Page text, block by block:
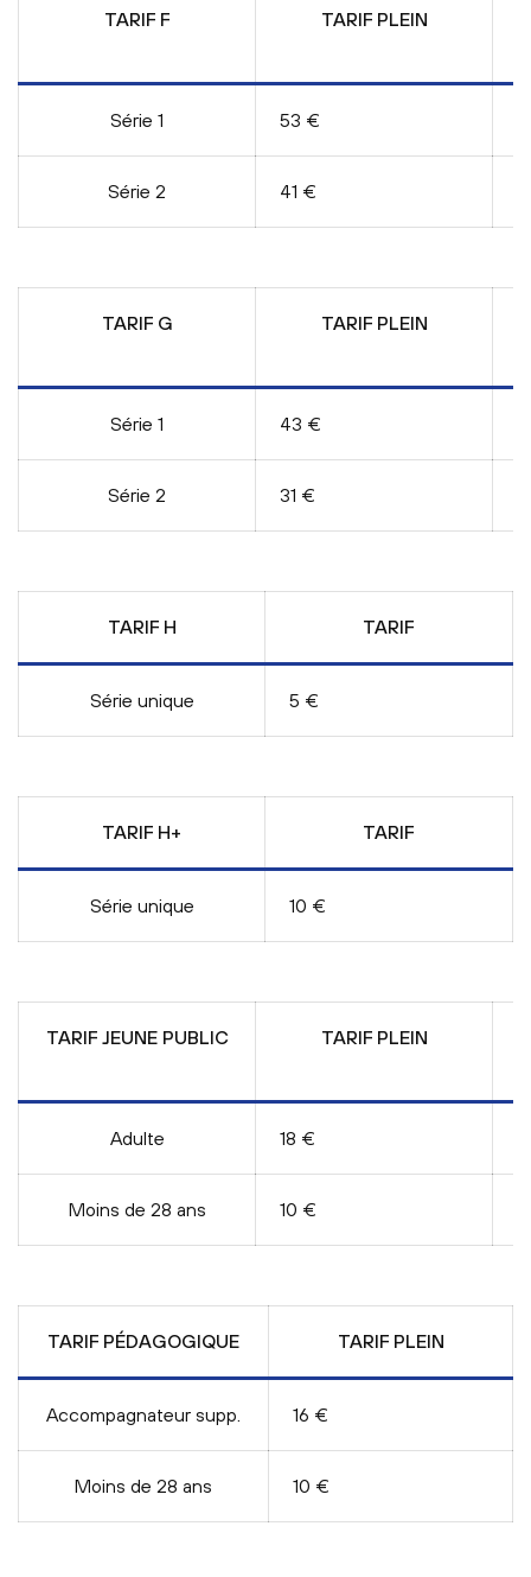
TARIF F TARIF PLEIN
Série 1 53 €
Série 2 41 €
TARIF G TARIF PLEIN
Série 1 43 €
Série 2 31 €
TARIF H TARIF
Série unique 5 €
TARIF H+ TARIF
Série unique 10 €
TARIF JEUNE PUBLIC TARIF PLEIN
Adulte 18 €
Moins de 28 ans 10 €
TARIF PÉDAGOGIQUE TARIF PLEIN
Accompagnateur supp. 16 €
Moins de 28 ans 10 €